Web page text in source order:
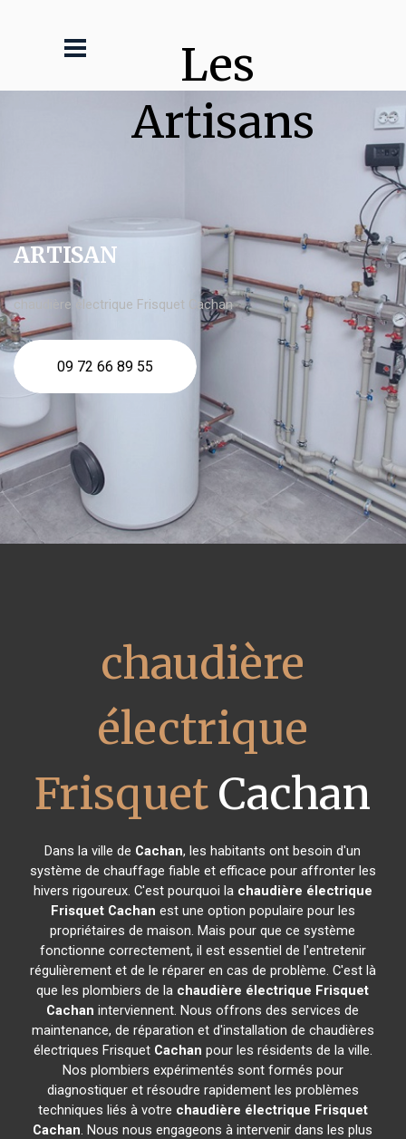
Les
Artisans
ARTISAN
chaudière électrique Frisquet Cachan
09 72 66 89 55
chaudière
électrique
Frisquet Cachan
Dans la ville de Cachan, les habitants ont besoin d'un
système de chauffage fiable et efficace pour affronter les
hivers rigoureux. C'est pourquoi la chaudière électrique
Frisquet Cachan est une option populaire pour les
propriétaires de maison. Mais pour que ce système
fonctionne correctement, il est essentiel de l'entretenir
régulièrement et de le réparer en cas de problème. C'est là
que les plombiers de la chaudière électrique Frisquet
Cachan interviennent. Nous offrons des services de
maintenance, de réparation et d'installation de chaudières
électriques Frisquet Cachan pour les résidents de la ville.
Nos plombiers expérimentés sont formés pour
diagnostiquer et résoudre rapidement les problèmes
techniques liés à votre chaudière électrique Frisquet
Cachan. Nous nous engageons à intervenir dans les plus